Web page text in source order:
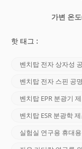
가변 온
핫 태그 :
벤치탑 전자 상자성
벤치탑 전자 스핀 공
벤치탑 EPR 분광기
벤치탑 ESR 분광학
실험실 연구용 휴대용